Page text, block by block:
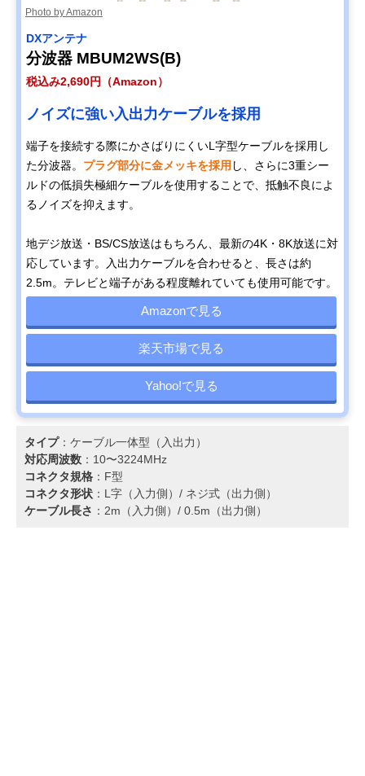
Photo by Amazon
DXアンテナ
分波器 MBUM2WS(B)
税込み2,690円（Amazon）
ノイズに強い入出力ケーブルを採用
​​端子を接続する際にかさばりにくいL字型ケーブルを採用し
た分波器。 プラグ部分に金メッキを採用 し、さらに3重シー
ルドの低損失極細ケーブルを使用することで、抵触不良によ
るノイズを抑えます。
地デジ放送・BS/CS放送はもちろん、最新の4K・8K放送に対
応しています。入出力ケーブルを合わせると、長さは約
2.5m。テレビと端子がある程度離れていても使用可能です。
Amazonで見る
楽天市場で見る
Yahoo!で見る
タイプ：ケーブル一体型（入出力）
対応周波数 ：10〜3224MHz
コネクタ規格 ：F型
コネクタ形状 ：L字（入力側）/ ネジ式（出力側）
ケーブル長さ ：2m（入力側）/ 0.5m（出力側）